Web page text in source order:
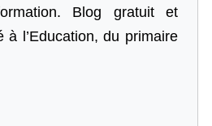
Blog gratuit et
à l’Education, du primaire